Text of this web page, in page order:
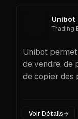
Unibot
Trading
Unibot
de vendre, de
de copier des
charge des
Voir Détails